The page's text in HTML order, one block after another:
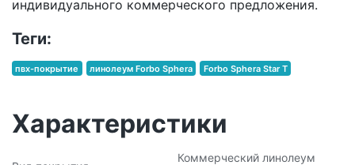
индивидуального коммерческого предложения.
Теги:
пвх-покрытие линолеум Forbo Sphera Forbo Sphera Star T
Характеристики
Коммерческий линолеум